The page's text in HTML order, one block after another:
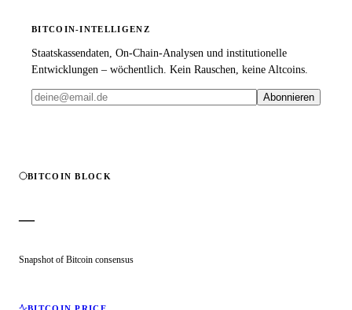
BITCOIN-INTELLIGENZ
Staatskassendaten, On-Chain-Analysen und institutionelle
Entwicklungen – wöchentlich. Kein Rauschen, keine Altcoins.
Abonnieren
BITCOIN BLOCK
—
Snapshot of Bitcoin consensus
BITCOIN PRICE